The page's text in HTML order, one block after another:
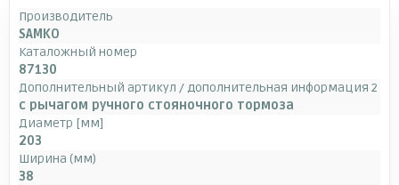
Производитель
SAMKO
Каталожный номер
87130
Дополнительный артикул / дополнительная информация 2
с рычагом ручного стояночного тормоза
Диаметр [мм]
203
Ширина (мм)
38